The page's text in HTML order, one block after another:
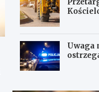
Uwaga